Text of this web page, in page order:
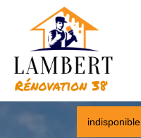
indisponible